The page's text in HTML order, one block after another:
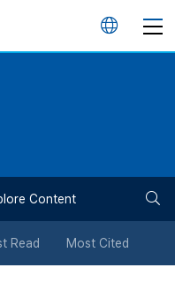
언
튼
Content
Read Most Cited